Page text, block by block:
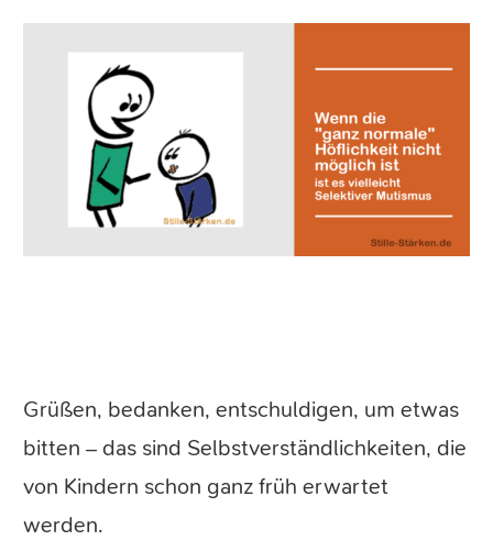
Grüßen, bedanken, entschuldigen, um etwas
bitten – das sind Selbstverständlichkeiten, die
von Kindern schon ganz früh erwartet
werden.